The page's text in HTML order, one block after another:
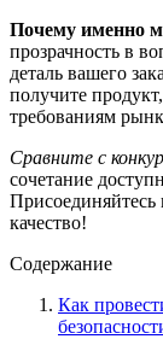
Почему именно
прозрачность в
деталь вашего
получите
требованиям
Сравните с
сочетание
Присоединяйтесь
качество!
Содержание
Как